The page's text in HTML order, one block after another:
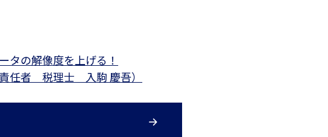
タの解像度を上げる！
任者 税理士 入駒 慶吾）